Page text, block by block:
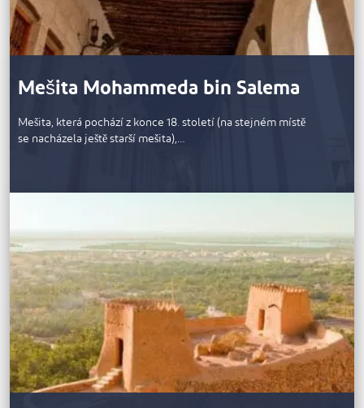
Mešita Mohammeda bin Salema
Mešita, která pochází z konce 18. století (na stejném místě
se nacházela ještě starší mešita),…